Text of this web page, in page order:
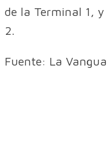
de la Terminal 1,
2.
Fuente: La